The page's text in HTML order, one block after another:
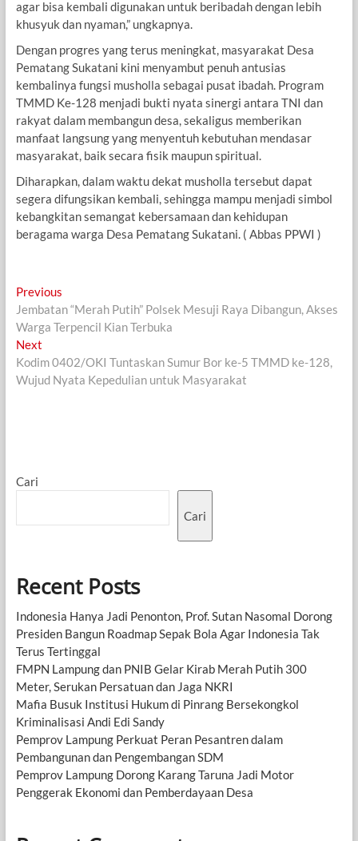
agar bisa kembali digunakan untuk beribadah dengan lebih
khusyuk dan nyaman,” ungkapnya.
Dengan progres yang terus meningkat, masyarakat Desa
Pematang Sukatani kini menyambut penuh antusias
kembalinya fungsi musholla sebagai pusat ibadah. Program
TMMD Ke-128 menjadi bukti nyata sinergi antara TNI dan
rakyat dalam membangun desa, sekaligus memberikan
manfaat langsung yang menyentuh kebutuhan mendasar
masyarakat, baik secara fisik maupun spiritual.
Diharapkan, dalam waktu dekat musholla tersebut dapat
segera difungsikan kembali, sehingga mampu menjadi simbol
kebangkitan semangat kebersamaan dan kehidupan
beragama warga Desa Pematang Sukatani. ( Abbas PPWI )
Navigasi
pos
PreviousPrevious
post:
Jembatan “Merah Putih” Polsek Mesuji Raya Dibangun, Akses
Warga Terpencil Kian Terbuka
NextNext
post:
Kodim 0402/OKI Tuntaskan Sumur Bor ke-5 TMMD ke-128,
Wujud Nyata Kepedulian untuk Masyarakat
Cari
Cari
Recent Posts
Indonesia Hanya Jadi Penonton, Prof. Sutan Nasomal Dorong
Presiden Bangun Roadmap Sepak Bola Agar Indonesia Tak
Terus Tertinggal
FMPN Lampung dan PNIB Gelar Kirab Merah Putih 300
Meter, Serukan Persatuan dan Jaga NKRI
Mafia Busuk Institusi Hukum di Pinrang Bersekongkol
Kriminalisasi Andi Edi Sandy
Pemprov Lampung Perkuat Peran Pesantren dalam
Pembangunan dan Pengembangan SDM
Pemprov Lampung Dorong Karang Taruna Jadi Motor
Penggerak Ekonomi dan Pemberdayaan Desa